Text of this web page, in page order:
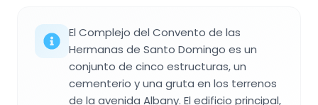
El Complejo del Convento de las
Hermanas de Santo Domingo es un
conjunto de cinco estructuras, un
cementerio y una gruta en los terrenos
de la avenida Albany. El edificio principal,